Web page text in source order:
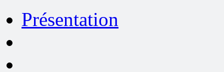
Présentation